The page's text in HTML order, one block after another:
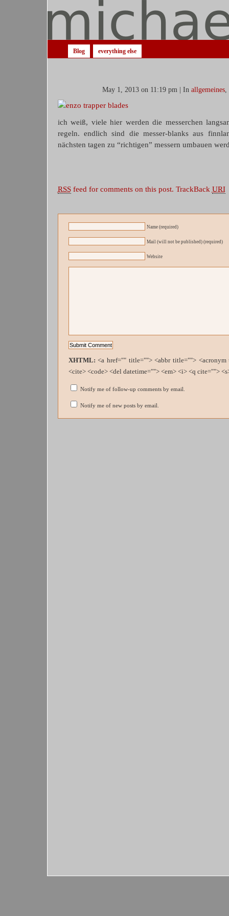
Blog everything else
May 1, 2013 on 11:19 pm | In allgemeines,
ich weiß, viele hier werden die messerchen
regeln. endlich sind die messer-blanks aus
nächsten tagen zu “richtigen” messern umbauen
RSSfeed for comments on this post. TrackBack URI
Name (required)
Mail (will not be published) (required)
Website
XHTML: <a href="" title=""> <abbr title="">
<cite> <code> <del datetime=""> <em> <i> <q cite="">
Notify me of follow-up comments by email.
Notify me of new posts by email.